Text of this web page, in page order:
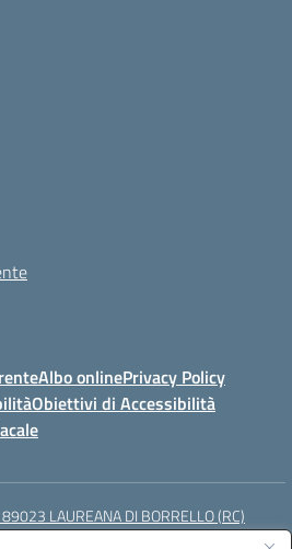
Albo onlinePrivacy Policy
Obiettivi di Accessibilità
LAUREANA DI BORRELLO (RC)